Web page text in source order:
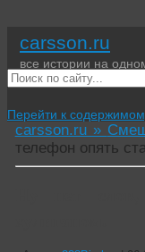
carsson.ru
все истории на
Перейти к
carsson.ru »
телефон опять